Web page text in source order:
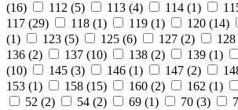
(16) 112 (5) 113 (4) 114 (1)
117 (29) 118 (1) 119 (1) 120 (14)
(1) 123 (5) 125 (6) 127 (2)
136 (2) 137 (10) 138 (2) 139 (1)
(10) 145 (3) 146 (1) 147 (2)
153 (1) 158 (15) 160 (2) 162 (1)
52 (2) 54 (2) 69 (1) 70 (3)